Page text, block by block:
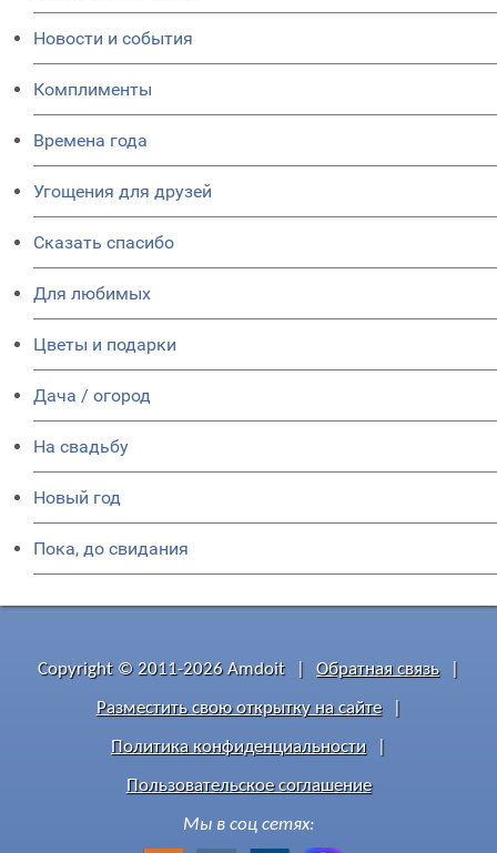
Новости и события
Комплименты
Времена года
Угощения для друзей
Сказать спасибо
Для любимых
Цветы и подарки
Дача / огород
На свадьбу
Новый год
Пока, до свидания
Copyright © 2011-2026 Amdoit Обратная связь
Разместить свою открытку на сайте
Политика конфиденциальности
Пользовательское соглашение
Мы в соц сетях: